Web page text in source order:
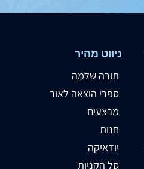
ניווט מהיר
תורה שלמה
ספרי הוצאה לאור
מבצעים
חנות
יודאיקה
סל הקניות